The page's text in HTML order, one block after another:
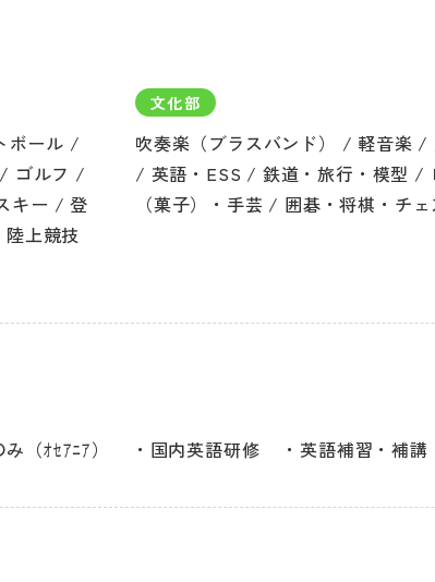
ボール /
ゴルフ /
キー / 登
上競技
文化部
吹奏楽（ブラスバンド） / 軽音楽
/ 英語・ESS / 鉄道・旅行・模型 /
（菓子）・手芸 / 囲碁・将棋・チ
（ｵｾｱﾆｱ） 国内英語研修 英語補習・補講